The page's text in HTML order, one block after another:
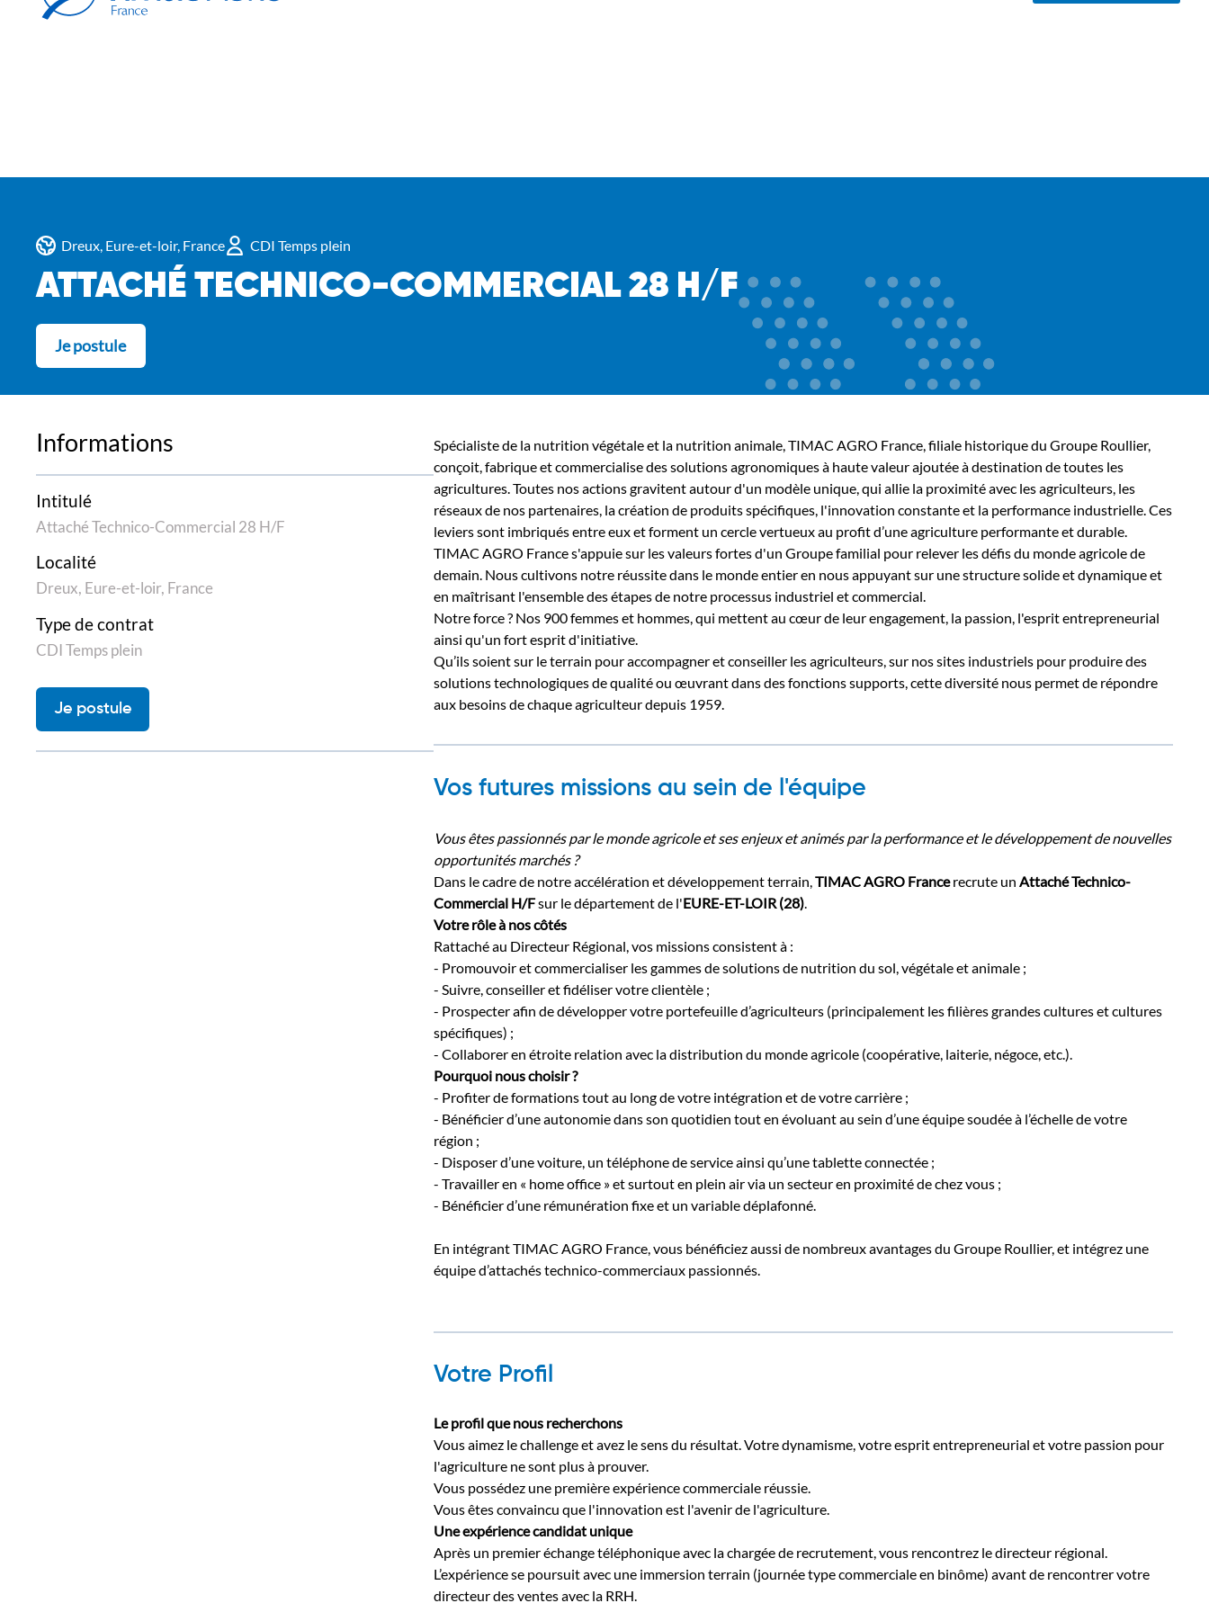
Dreux, Eure-et-loir, France CDI Temps plein
ATTACHÉ TECHNICO-COMMERCIAL 28 H/F
Je postule
Informations
Intitulé
Attaché Technico-Commercial 28 H/F
Localité
Dreux, Eure-et-loir, France
Type de contrat
CDI Temps plein
Je postule
Spécialiste de la nutrition végétale et la nutrition animale, TIMAC AGRO France, filiale historique du Groupe Roullier,
conçoit, fabrique et commercialise des solutions agronomiques à haute valeur ajoutée à destination de toutes les
agricultures. Toutes nos actions gravitent autour d'un modèle unique, qui allie la proximité avec les agriculteurs, les
réseaux de nos partenaires, la création de produits spécifiques, l'innovation constante et la performance industrielle. Ces
leviers sont imbriqués entre eux et forment un cercle vertueux au profit d’une agriculture performante et durable.
TIMAC AGRO France s'appuie sur les valeurs fortes d'un Groupe familial pour relever les défis du monde agricole de
demain. Nous cultivons notre réussite dans le monde entier en nous appuyant sur une structure solide et dynamique et
en maîtrisant l'ensemble des étapes de notre processus industriel et commercial.
Notre force ? Nos 900 femmes et hommes, qui mettent au cœur de leur engagement, la passion, l'esprit entrepreneurial
ainsi qu'un fort esprit d'initiative.
Qu’ils soient sur le terrain pour accompagner et conseiller les agriculteurs, sur nos sites industriels pour produire des
solutions technologiques de qualité ou œuvrant dans des fonctions supports, cette diversité nous permet de répondre
aux besoins de chaque agriculteur depuis 1959.
Vos futures missions au sein de l'équipe
Vous êtes passionnés par le monde agricole et ses enjeux et animés par la performance et le développement de nouvelles
opportunités marchés ?
Dans le cadre de notre accélération et développement terrain,TIMAC AGRO Francerecrute unAttaché Technico-
Commercial H/Fsur le département de l'EURE-ET-LOIR (28).
Votre rôle à nos côtés
Rattaché au Directeur Régional, vos missions consistent à :
- Promouvoir et commercialiser les gammes de solutions de nutrition du sol, végétale et animale ;
- Suivre, conseiller et fidéliser votre clientèle ;
- Prospecter afin de développer votre portefeuille d’agriculteurs (principalement les filières grandes cultures et cultures
spécifiques) ;
- Collaborer en étroite relation avec la distribution du monde agricole (coopérative, laiterie, négoce, etc.).
Pourquoi nous choisir ?
- Profiter de formations tout au long de votre intégration et de votre carrière ;
- Bénéficier d’une autonomie dans son quotidien tout en évoluant au sein d’une équipe soudée à l’échelle de votre
région ;
- Disposer d’une voiture, un téléphone de service ainsi qu’une tablette connectée ;
- Travailler en « home office » et surtout en plein air via un secteur en proximité de chez vous ;
- Bénéficier d’une rémunération fixe et un variable déplafonné.
En intégrant TIMAC AGRO France, vous bénéficiez aussi de nombreux avantages du Groupe Roullier, et intégrez une
équipe d’attachés technico-commerciaux passionnés.
Votre Profil
Le profil que nous recherchons
Vous aimez le challenge et avez le sens du résultat. Votre dynamisme, votre esprit entrepreneurial et votre passion pour
l'agriculture ne sont plus à prouver.
Vous possédez une première expérience commerciale réussie.
Vous êtes convaincu que l'innovation est l'avenir de l'agriculture.
Une expérience candidat unique
Après un premier échange téléphonique avec la chargée de recrutement, vous rencontrez le directeur régional.
L’expérience se poursuit avec une immersion terrain (journée type commerciale en binôme) avant de rencontrer votre
directeur des ventes avec la RRH.